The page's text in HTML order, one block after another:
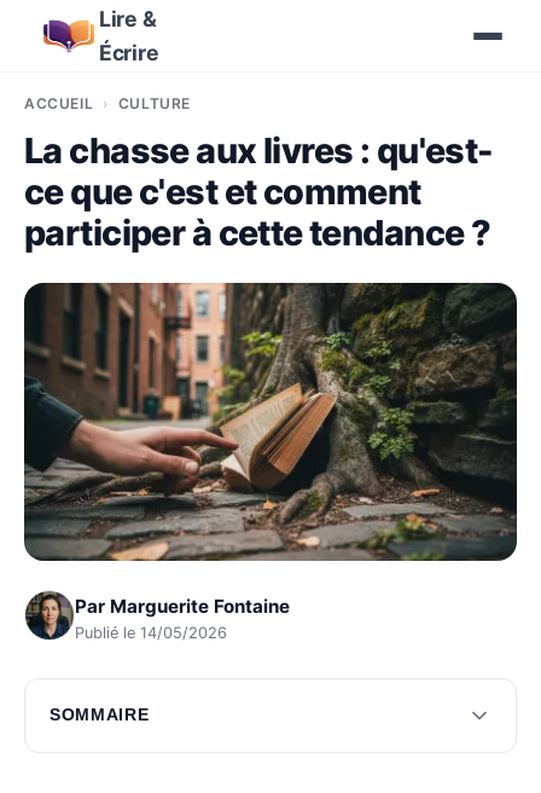
Lire &
Écrire
ACCUEIL CULTURE
La chasse aux livres : qu'est-
ce que c'est et comment
participer à cette tendance ?
Par Marguerite Fontaine
Publié le 14/05/2026
SOMMAIRE
Les racines culturelles derrière la chasse aux